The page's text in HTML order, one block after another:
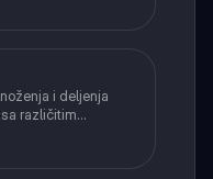
i deljenja
različitim